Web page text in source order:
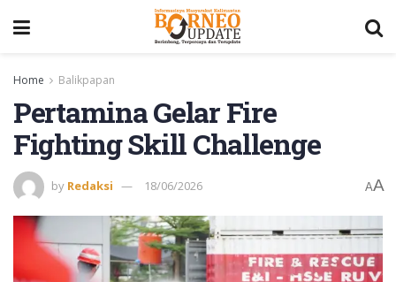
Home Balikpapan
Pertamina Gelar Fire
Fighting Skill Challenge
by Redaksi 18/06/2026 AA